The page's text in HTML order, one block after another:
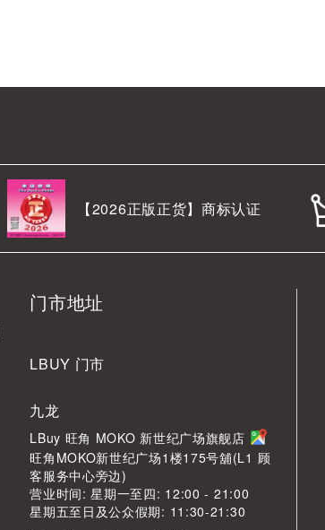
【2026正版正货】商标认证
门市地址
LBUY 门市
九龙
LBuy 旺角 MOKO 新世纪广场旗舰店
旺角MOKO新世纪广场1楼175号舖(L1 顾
客服务中心旁边)
营业时间: 星期一至四: 12:00 - 21:00
星期五至日及公众假期: 11:30-21:30